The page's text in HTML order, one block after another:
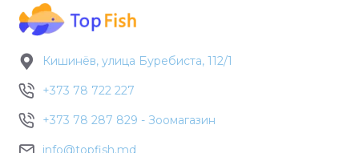
Кишинёв, улица Буребиста, 112/1
+373 78 722 227
+373 78 287 829 - Зоомагазин
info@topfish.md